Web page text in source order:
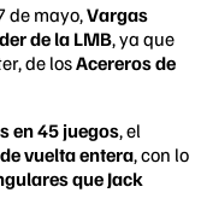
de mayo,Vargas
de la LMB, ya que
de losAcereros de
en 45 juegos, el
vuelta entera, con lo
que Jack